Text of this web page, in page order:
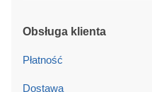
Obsługa klienta
Płatność
Dostawa